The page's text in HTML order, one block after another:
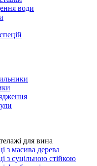
води
для вина
з масива дерева
з суцільною стійкою